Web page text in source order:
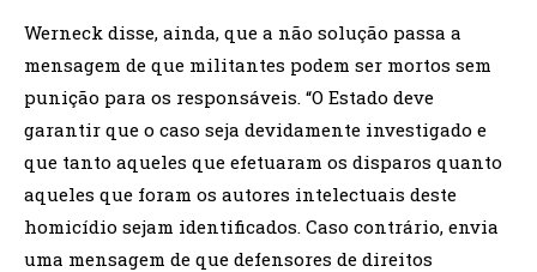
Werneck disse, ainda, que a não solução passa a
mensagem de que militantes podem ser mortos sem
punição para os responsáveis. “O Estado deve
garantir que o caso seja devidamente investigado e
que tanto aqueles que efetuaram os disparos quanto
aqueles que foram os autores intelectuais deste
homicídio sejam identificados. Caso contrário, envia
uma mensagem de que defensores de direitos